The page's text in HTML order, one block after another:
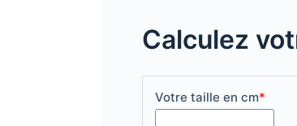
Calculez
Votre taille en cm*